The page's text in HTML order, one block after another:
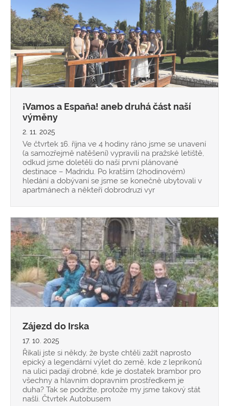
¡Vamos a Espaňa! aneb druhá část naší
výměny
2. 11. 2025
Ve čtvrtek 16. října ve 4 hodiny ráno jsme se unavení
(a samozřejmě natěšení) vypravili na pražské letiště,
odkud jsme doletěli do naší první plánované
destinace – Madridu. Po kratším (2hodinovém)
hledání a dobývaní se jsme se konečně ubytovali v
apartmánech a někteří dobrodruzi vyr
Zájezd do Irska
17. 10. 2025
Říkali jste si někdy, že byste chtěli zažít naprosto
epický a legendární výlet do země, kde z leprikonů
na ulici padají drobné, kde je dostatek brambor pro
všechny a hlavním dopravním prostředkem je
duha? Tak se podržte, protože my jsme takový stát
našli. Čtvrtek Autobusem